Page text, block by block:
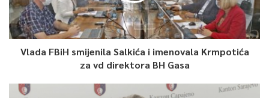
Vlada FBiH smijenila Salkića i imenovala Krmpotića
za vd direktora BH Gasa